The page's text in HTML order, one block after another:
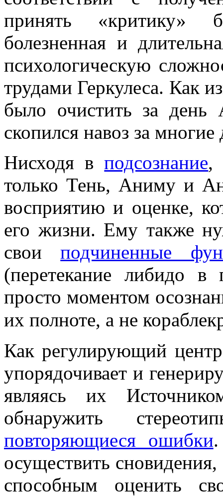
принять «критику»
болезненная и
психологическую
трудами Геркулеса. Как
было очистить за
скопился навоз за многие
Нисходя вподсознание,
только Тень, Аниму и
восприятию и оценке,
его жизни. Ему также
своиподчиненные
(перетекание либидо в
просто моментом
их полноте, а не
Как регулирующий
упорядочивает и
являясь их
обнаружить
повторяющиеся ошибки
осуществить
способным оценить